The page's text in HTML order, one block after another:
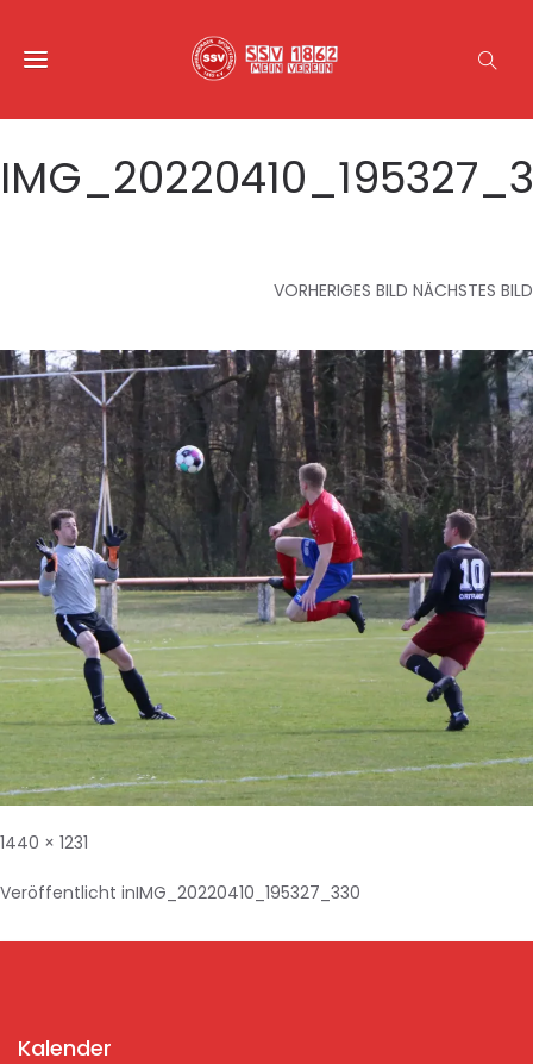
VORHERIGES BILD NÄCHSTES BILD
1440 × 1231
Veröffentlicht inIMG_20220410_195327_330
Kalender